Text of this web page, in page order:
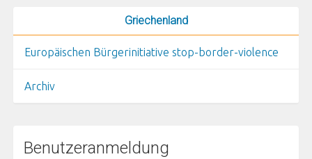
Griechenland
Europäischen Bürgerinitiative stop-border-violence
Archiv
Benutzeranmeldung